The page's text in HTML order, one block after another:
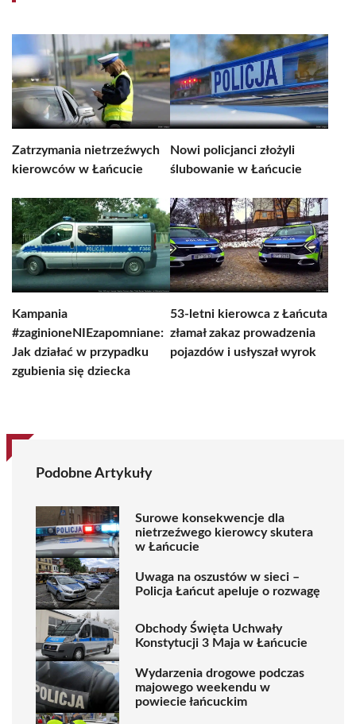
Zatrzymania nietrzeźwych
kierowców w Łańcucie
Nowi policjanci złożyli
ślubowanie w Łańcucie
Kampania
#zaginioneNIEzapomniane:
Jak działać w przypadku
zgubienia się dziecka
53-letni kierowca z Łańcuta
złamał zakaz prowadzenia
pojazdów i usłyszał wyrok
Podobne Artykuły
Surowe konsekwencje dla
nietrzeźwego kierowcy skutera
w Łańcucie
Uwaga na oszustów w sieci –
Policja Łańcut apeluje o rozwagę
Obchody Święta Uchwały
Konstytucji 3 Maja w Łańcucie
Wydarzenia drogowe podczas
majowego weekendu w
powiecie łańcuckim